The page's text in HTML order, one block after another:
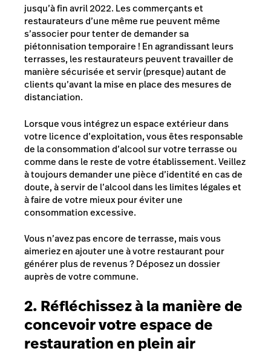
jusqu’à fin avril 2022. Les commerçants et
restaurateurs d’une même rue peuvent même
s’associer pour tenter de demander sa
piétonnisation temporaire ! En agrandissant leurs
terrasses, les restaurateurs peuvent travailler de
manière sécurisée et servir (presque) autant de
clients qu’avant la mise en place des mesures de
distanciation.
Lorsque vous intégrez un espace extérieur dans
votre licence d’exploitation, vous êtes responsable
de la consommation d’alcool sur votre terrasse ou
comme dans le reste de votre établissement. Veillez
à toujours demander une pièce d’identité en cas de
doute, à servir de l’alcool dans les limites légales et
à faire de votre mieux pour éviter une
consommation excessive.
Vous n’avez pas encore de terrasse, mais vous
aimeriez en ajouter une à votre restaurant pour
générer plus de revenus ? Déposez un dossier
auprès de votre commune.
2. Réfléchissez à la manière de
concevoir votre espace de
restauration en plein air